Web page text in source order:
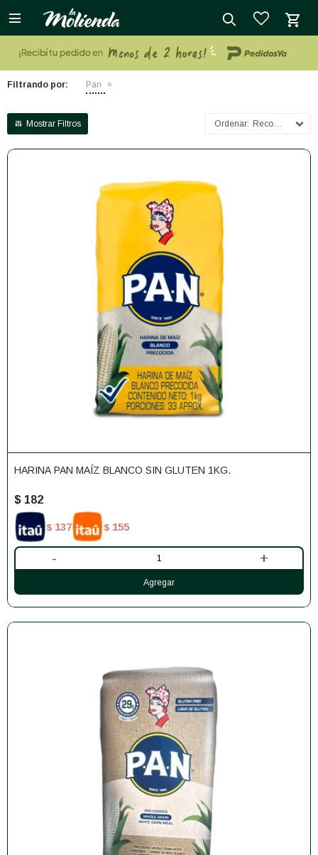

Filtrando por: Pan
Recomendados
HARINA PAN MAÍZ BLANCO SIN GLUTEN 1KG.
$ 182
$ 137 $ 155
- +